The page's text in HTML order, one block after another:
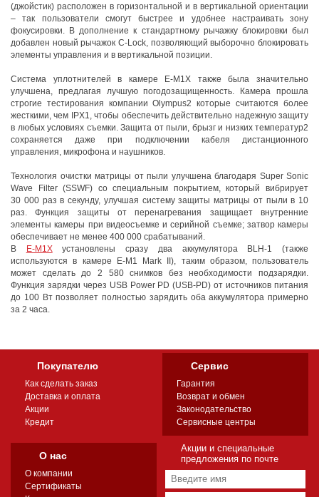
(джойстик) расположен в горизонтальной и в вертикальной ориентации
– так пользователи смогут быстрее и удобнее настраивать зону
фокусировки. В дополнение к стандартному рычажку блокировки был
добавлен новый рычажок C-Lock, позволяющий выборочно блокировать
элементы управления и в вертикальной позиции.
Система уплотнителей в камере E-M1X также была значительно
улучшена, предлагая лучшую погодозащищенность. Камера прошла
строгие тестирования компании Olympus2 которые считаются более
жесткими, чем IPX1, чтобы обеспечить действительно надежную защиту
в любых условиях съемки. Защита от пыли, брызг и низких температур2
сохраняется даже при подключении кабеля дистанционного
управления, микрофона и наушников.
Технология очистки матрицы от пыли улучшена благодаря Super Sonic
Wave Filter (SSWF) со специальным покрытием, который вибрирует
30 000 раз в секунду, улучшая систему защиты матрицы от пыли в 10
раз. Функция защиты от перенагревания защищает внутренние
элементы камеры при видеосъемке и серийной съемке; затвор камеры
обеспечивает не менее 400 000 срабатываний.
В
E-M1Xустановлены сразу два аккумулятора BLH-1 (также
используются в камере E-M1 Mark II), таким образом, пользователь
может сделать до 2 580 снимков без необходимости подзарядки.
Функция зарядки через USB Power PD (USB-PD) от источников питания
до 100 Вт позволяет полностью зарядить оба аккумулятора примерно
за 2 часа.
Покупателю
Как сделать заказ
Доставка и оплата
Акции
Кредит
Сервис
Гарантия
Возврат и обмен
Законодательство
Сервисные центры
О нас
О компании
Сертификаты
Акции и специальные
предложения по почте